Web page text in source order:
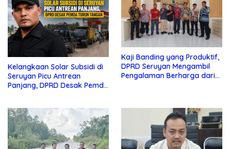
Kelangkaan Solar Subsidi di
Seruyan Picu Antrean
Panjang, DPRD Desak Pemda
Kaji Banding yang Produktif,
DPRD Seruyan Mengambil
Pengalaman Berharga dari